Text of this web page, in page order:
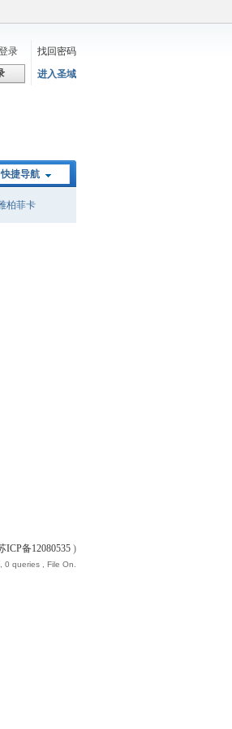
录
找回密码
进入圣域
快捷导航
柏菲卡
ICP备12080535 )
0 queries , File On.